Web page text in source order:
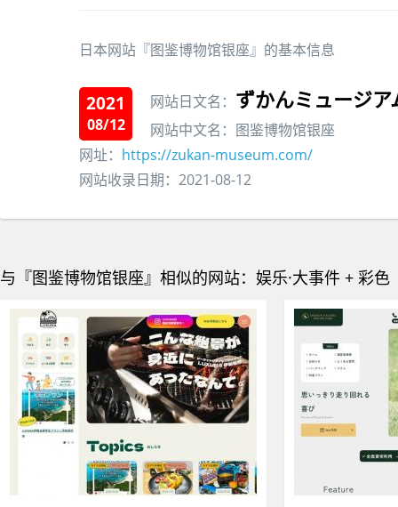
日本网站『图鉴博物馆银座』的基本信息
2021
08/12
网站日文名： ずかんミュージア
网站中文名：图鉴博物馆银座
网址： https://zukan-museum.com/
网站收录日期：2021-08-12
与『图鉴博物馆银座』相似的网站：娱乐·大事件 + 彩色